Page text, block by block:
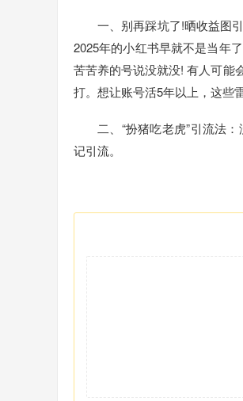
一、别再踩坑了!晒收益图
2025年的小红书早就不是当年
苦苦养的号说没就没! 有人可能
打。想让账号活5年以上，这
二、“扮猪吃老虎”引流法
记引流。